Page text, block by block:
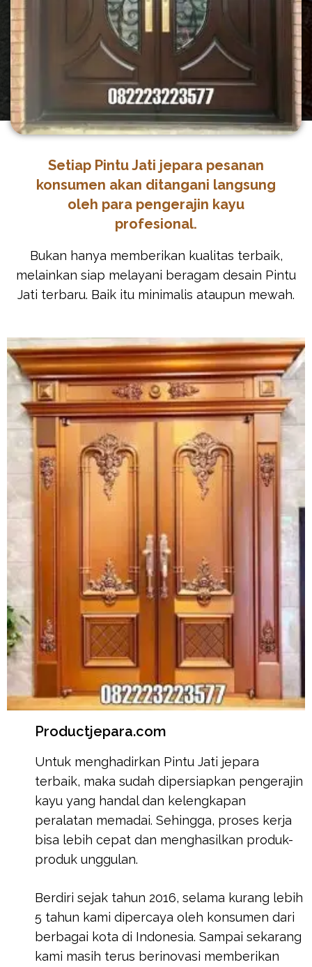
Setiap Pintu Jati jepara pesanan
konsumen akan ditangani langsung
oleh para pengerajin kayu
profesional.
Bukan hanya memberikan kualitas terbaik,
melainkan siap melayani beragam desain Pintu
Jati terbaru. Baik itu minimalis ataupun mewah.
Productjepara.com
Untuk menghadirkan Pintu Jati jepara
terbaik, maka sudah dipersiapkan pengerajin
kayu yang handal dan kelengkapan
peralatan memadai. Sehingga, proses kerja
bisa lebih cepat dan menghasilkan produk-
produk unggulan.
Berdiri sejak tahun 2016, selama kurang lebih
5 tahun kami dipercaya oleh konsumen dari
berbagai kota di Indonesia. Sampai sekarang
kami masih terus berinovasi memberikan